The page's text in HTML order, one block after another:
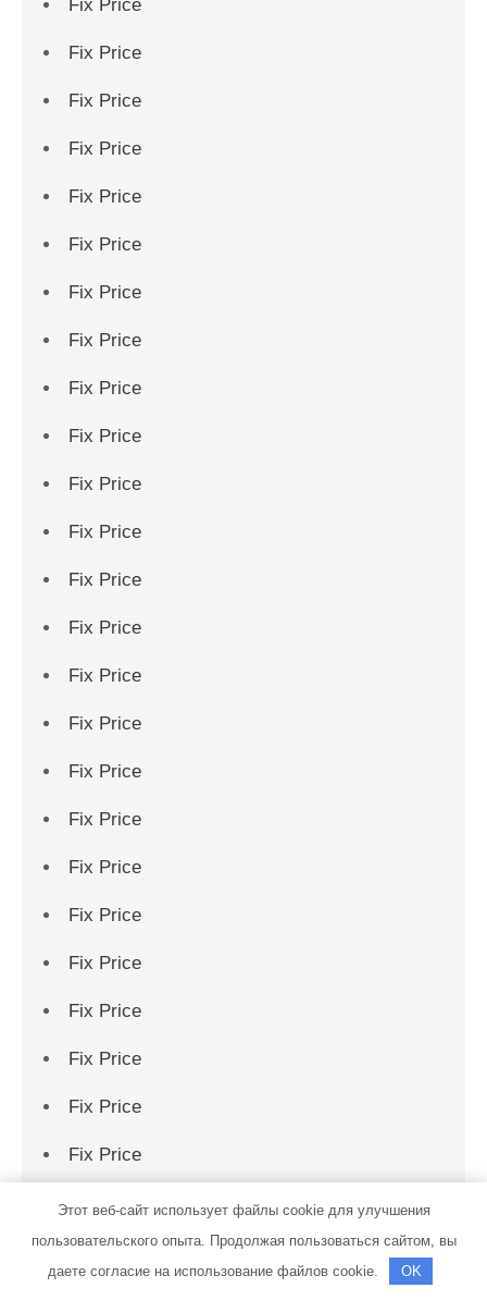
Fix Price
Fix Price
Fix Price
Fix Price
Fix Price
Fix Price
Fix Price
Fix Price
Fix Price
Fix Price
Fix Price
Fix Price
Fix Price
Fix Price
Fix Price
Fix Price
Fix Price
Fix Price
Fix Price
Fix Price
Fix Price
Fix Price
Fix Price
Fix Price
Fix Price
Fix Price
Fix Price
Этот веб-сайт использует файлы cookie для улучшения
пользовательского опыта. Продолжая пользоваться сайтом, вы
даете согласие на использование файлов cookie.
OK